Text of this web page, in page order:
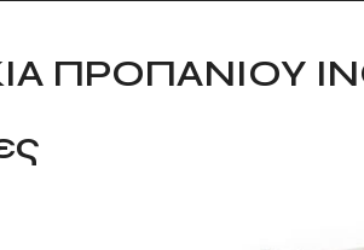
ΠΡΟΠΑΝΙΟΥ